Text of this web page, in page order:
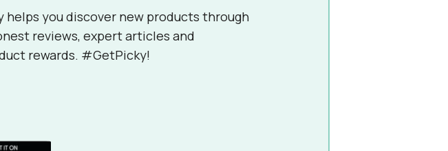
helps you discover new products through
reviews, expert articles and
rewards. #GetPicky!